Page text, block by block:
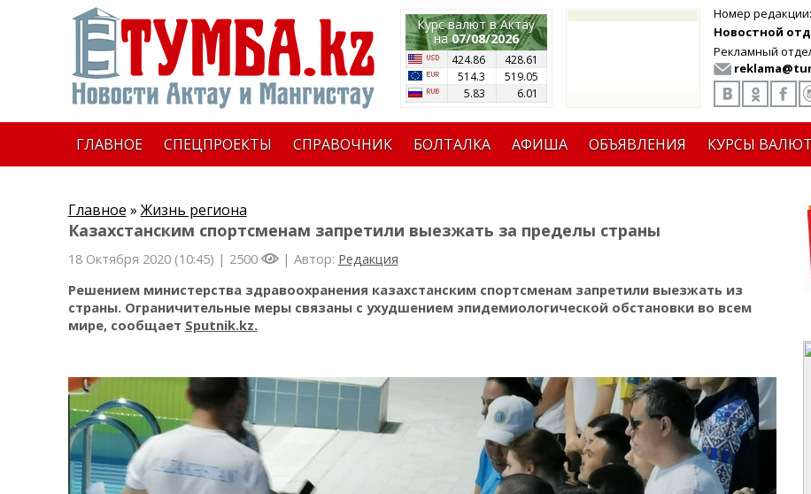
Курс валют в Актау
на07/08/2026
424.86
428.61
514.3
519.05
5.83
6.01
Номер редакции:
Новостной
Рекламный
ГЛАВНОЕ СПЕЦПРОЕКТЫ СПРАВОЧНИК БОЛТАЛКА АФИША ОБЪЯВЛЕНИЯ КУРСЫ
Главное » Жизнь региона
Казахстанским спортсменам запретили выезжать за пределы страны
18 Октября 2020 (10:45) | 2500 | Автор: Редакция
Решением министерства здравоохранения казахстанским спортсменам запретили выезжать из
страны. Ограничительные меры связаны с ухудшением эпидемиологической обстановки во всем
мире, сообщает Sputnik.kz.